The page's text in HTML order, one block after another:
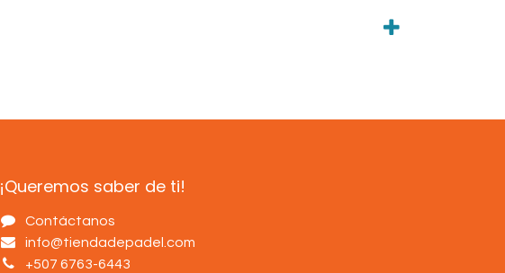
¡Queremos saber de ti!
Contáctanos
info@tiendadepadel.com
+507 6763-6443